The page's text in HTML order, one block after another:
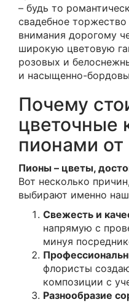
– будь то
свадебное
внимания дорогому
широкую цветовую
розовых и
и насыщенно-
Почему
цветочные
пионами
Пионы – цветы,
Вот несколько
выбирают именно
Свежесть и
напрямую с
минуя
флористы
композиции с
Разнообразие